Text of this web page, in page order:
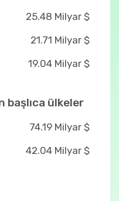
25.48 Milyar $
21.71 Milyar $
19.04 Milyar $
başlıca ülkeler
74.19 Milyar $
42.04 Milyar $